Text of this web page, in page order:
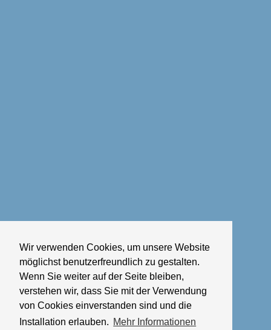
Wir verwenden Cookies, um unsere Website
möglichst benutzerfreundlich zu gestalten.
Wenn Sie weiter auf der Seite bleiben,
verstehen wir, dass Sie mit der Verwendung
von Cookies einverstanden sind und die
Installation erlauben. Mehr Informationen